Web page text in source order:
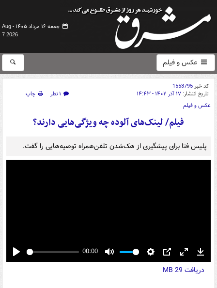
جمعه ۱۶ مرداد ۱۴۰۵ -
Aug
7 2026
عکس و فیلم
کد خبر1553795
تاریخ انتشار: ۱۷ آذر ۱۴۰۲ - ۱۴:۴۳ ۱ نظر
چاپ
عکس و فیلم
فیلم/ لینک‌های آلوده چه ویژگی‌هایی دارند؟
پلیس فتا برای پیشگیری از هک‌شدن تلفن‌همراه توصیه‌هایی را گفت.
Play
00:00
Mute Settings
PIP Enter
fullscreen
دریافت 29 MB